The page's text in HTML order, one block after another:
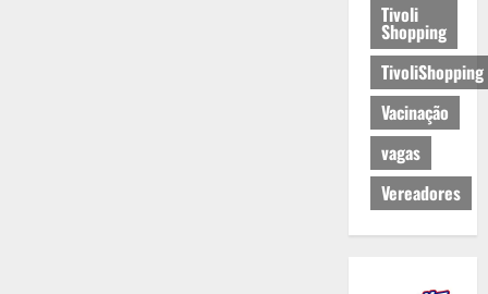
Tivoli
Shopping
TivoliShopping
Vacinação
vagas
Vereadores